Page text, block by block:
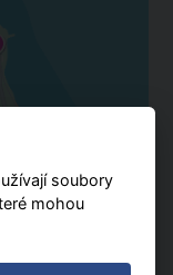
soubory
mohou